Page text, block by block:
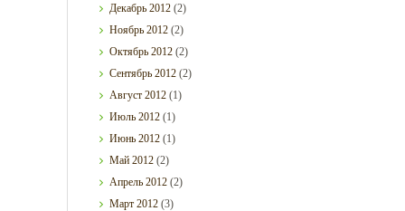
Декабрь2012 (2)
Ноябрь2012 (2)
Октябрь2012 (2)
Сентябрь2012 (2)
Август2012 (1)
Июль2012 (1)
Июнь2012 (1)
Май2012 (2)
Апрель2012 (2)
Март2012 (3)